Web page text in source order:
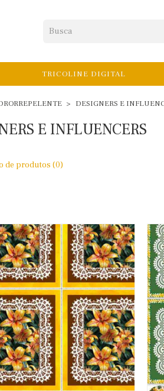
TRICOLINE DIGITAL
DESIGNERS E
E INFLUENCERS
de produtos (0)